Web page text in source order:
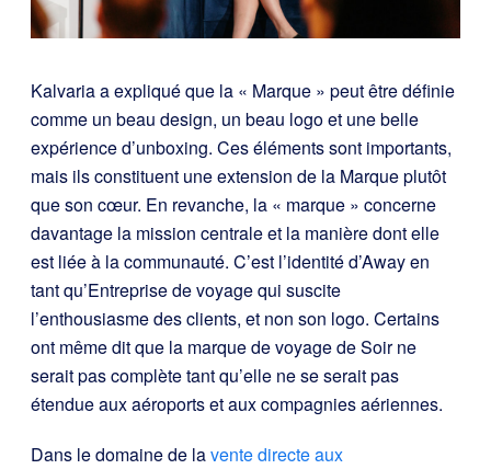
Kalvaria a expliqué que la « Marque » peut être définie
comme un beau design, un beau logo et une belle
expérience d’unboxing. Ces éléments sont importants,
mais ils constituent une extension de la Marque plutôt
que son cœur. En revanche, la « marque » concerne
davantage la mission centrale et la manière dont elle
est liée à la communauté. C’est l’identité d’Away en
tant qu’Entreprise de voyage qui suscite
l’enthousiasme des clients, et non son logo. Certains
ont même dit que la marque de voyage de Soir ne
serait pas complète tant qu’elle ne se serait pas
étendue aux aéroports et aux compagnies aériennes.
Dans le domaine de lavente directe aux